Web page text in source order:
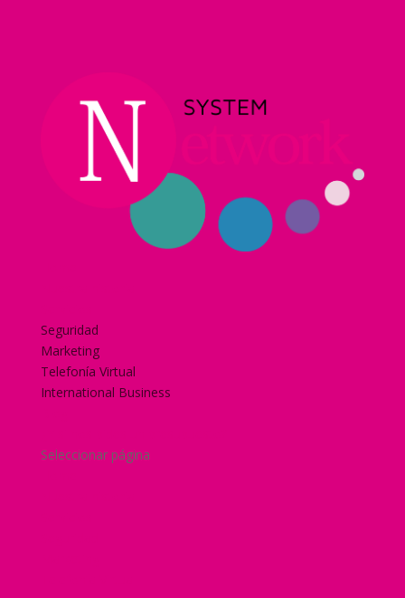
Seguridad
Marketing
Telefonía Virtual
International Business
Seleccionar página